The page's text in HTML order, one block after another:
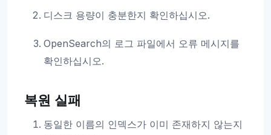
디스크 용량이 충분한지 확인하십시오.
OpenSearch의 로그 파일에서 오류 메시지를
확인하십시오.
복원 실패
동일한 이름의 인덱스가 이미 존재하지 않는지